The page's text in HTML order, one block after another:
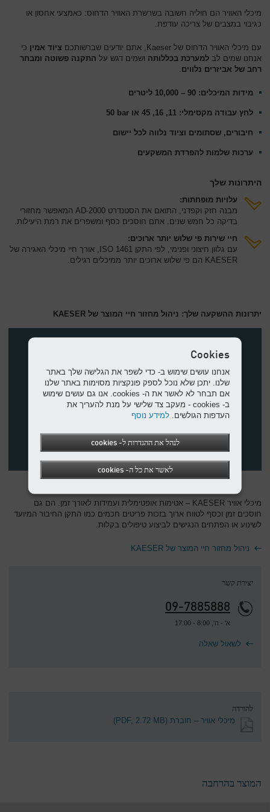
מיכלי האוויר הם חוליה חשובה בשרשרת האוויר הדחוס: כאמצעי אחסון או
כגיבוי במצבים של צריכה עודפת.
עם מיכלי האוויר הדחוס של Kaeser, אתם יודעים שברשותכם ציוד אמין כי
אנחנו שמים לב למערכת בכללותה ושמים דגש על התקנה פשוטה ומבחר
רחב של אביזרים נלווים.
מידות המיכלים: 90 – 10,000 ליטרים
לחץ עבודה מקסימלי: 11, 16, 45 או 50‎ bar
חיבורים, שסתומים וציוד נלווה לכל יישום
ערכות שלמות להפרדת המשקעים
היתרונות שלך
עלויות מופחתות:
מבנה חזק וקפדני, התואם את הסטנדרט AD-2000 המאפשר מחזורי
בדיקה כל חמש שנים. אתם חוסכים כסף ומשפרים את רמת היעילות.
חיי שירות פי שלוש יותר ארוכים:
עם גלוון חיצוני ופנימי, לפי התקן ISO 1461, אורך חיי מיכלי האגירה של
KAESER הם פי שלוש ארוכים יותר ממיכלים רגילים.
יתרונות ההשקעה שלך: ניהול מחזור חיי המוצר של KAESER
מיכלי אוויר KAESER – אטימות אופטימלית ועמידות לאורך זמן. הם גם
חוסכים זמן וכסף לטווח ארוך בזכות פריטים חכמים כמו התקן החיבור המיועד
לשינוע או הפתחים הנגישים לביצוע טיפולים בקלות.
ניהול מחזור חיי המוצר של KAESER
יצירת קשר
09-7885888
א' - ה', 8:00 - 17:00
לשאול שאלה
להורדה
מיכלי אוויר – חוברת (PDF, 2.72 MB)
המוצר בהרחבה
Cookies
אנחנו עושים שימוש ב- כדי לשפר את הגלישה שלך באתר
שלנו. יתכן שלא נוכל לספק פונקציות מסוימות באתר שלנו
אם תבחר לא לאשר את ה- cookies. אנו גם עושים שימוש
ב- cookies - מעקב צד שלישי על מנת להעריך את
העדפות הגולשים.למידע נוסף
לנהל את ההגדרות ל- cookies
לאשר את כל ה- cookies